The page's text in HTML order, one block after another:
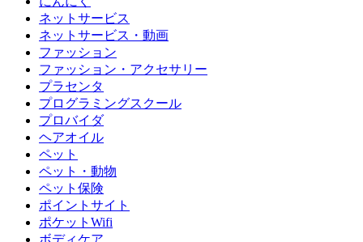
ネットサービス
ネットサービス・動画
ファッション
ファッション・アクセサリー
プラセンタ
プログラミングスクール
プロバイダ
ヘアオイル
ペット
ペット・動物
ペット保険
ポイントサイト
ポケットWifi
ボディケア